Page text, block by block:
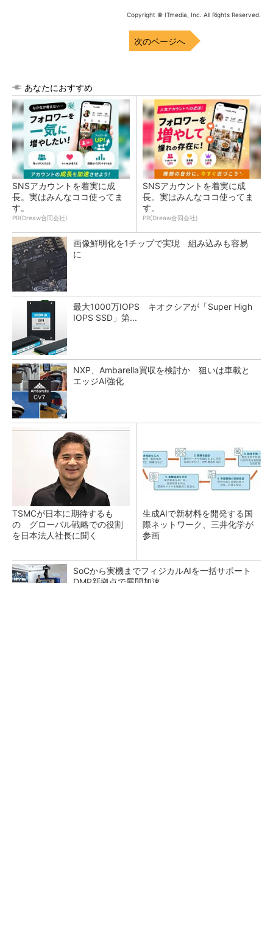
Copyright © ITmedia, Inc. All Rights Reserved.
次のページへ
あなたにおすすめ
SNSアカウントを着実に成
長。実はみんなココ使ってま
す。
PR(Dreaw合同会社)
SNSアカウントを着実に成
長。実はみんなココ使ってま
す。
PR(Dreaw合同会社)
画像鮮明化を1チップで実現 組み込みも容易
に
最大1000万IOPS キオクシアが「Super High
IOPS SSD」第...
NXP、Ambarella買収を検討か 狙いは車載と
エッジAI強化
TSMCが日本に期待するも
の グローバル戦略での役割
を日本法人社長に聞く
生成AIで新材料を開発する国
際ネットワーク、三井化学が
参画
SoCから実機までフィジカルAIを一括サポート
DMP新拠点で展開加速